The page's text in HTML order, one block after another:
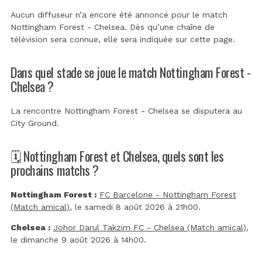
Aucun diffuseur n’a encore été annoncé pour le match
Nottingham Forest - Chelsea. Dès qu’une chaîne de
télévision sera connue, elle sera indiquée sur cette page.
Dans quel stade se joue le match Nottingham Forest -
Chelsea ?
La rencontre Nottingham Forest - Chelsea se disputera au
City Ground.
🗓️ Nottingham Forest et Chelsea, quels sont les
prochains matchs ?
Nottingham Forest : FC Barcelone - Nottingham Forest
(Match amical), le samedi 8 août 2026 à 21h00.
Chelsea : Johor Darul Takzim FC - Chelsea (Match amical),
le dimanche 9 août 2026 à 14h00.